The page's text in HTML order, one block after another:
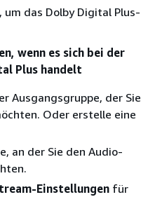
um das Dolby Digital Plus-
wenn es sich bei der
Plus handelt
Ausgangsgruppe, der Sie
Oder erstelle eine
an der Sie den Audio-
Einstellungen für